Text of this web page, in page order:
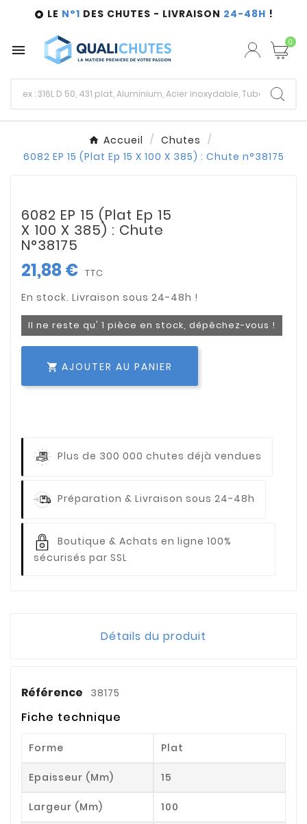
 LE N°1 DES CHUTES - LIVRAISON 24-48H !
 0
Accueil
Chutes
6082 EP 15 (Plat Ep 15 X 100 X 385) : Chute n°38175
6082 EP 15 (Plat Ep 15
X 100 X 385) : Chute
N°38175
21,88 € TTC
Il ne reste qu' 1 pièce en stock, dépêchez-vous !
 AJOUTER AU PANIER
Plus de 300 000 chutes déjà vendues
Préparation & Livraison sous 24-48h
Boutique & Achats en ligne 100%
sécurisés par SSL
Détails du produit
Référence 38175
Fiche technique
Forme Plat
Epaisseur (mm) 15
Largeur (mm) 100